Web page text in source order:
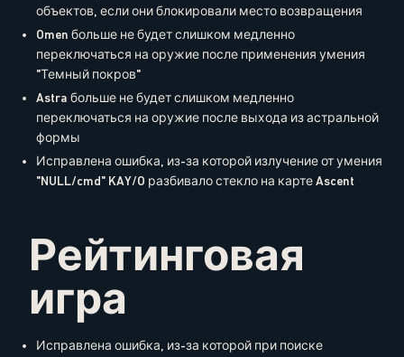
объектов, если они блокировали место возвращения
Omen больше не будет слишком медленно
переключаться на оружие после применения умения
"Темный покров"
Astra больше не будет слишком медленно
переключаться на оружие после выхода из астральной
формы
Исправлена ошибка, из-за которой излучение от умения
"NULL/cmd" KAY/O разбивало стекло на карте Ascent
Рейтинговая
игра
Исправлена ошибка, из-за которой при поиске